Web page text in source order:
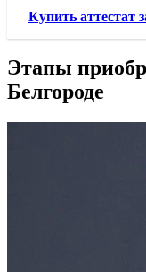
Купить аттестат
Этапы
Белгороде